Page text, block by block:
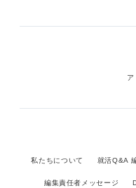
ア
私たちについて 就活Q&A
編集責任者メッセージ